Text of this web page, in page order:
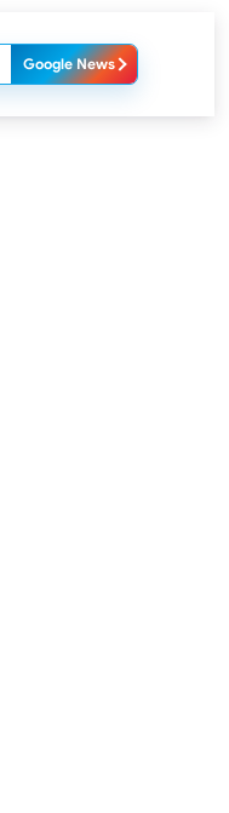
Google News